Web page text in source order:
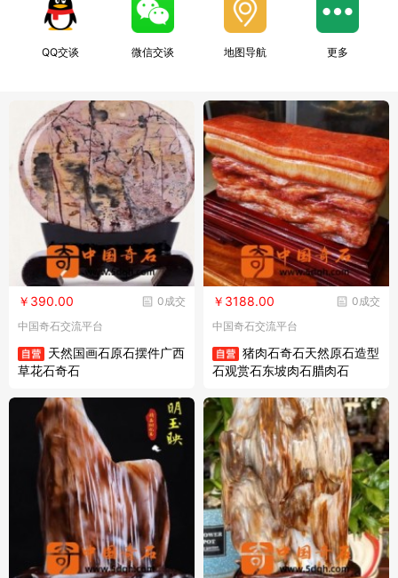
QQ交谈 微信交谈 地图导航 更多
0成交
￥390.00
中国奇石交流平台
天然国画石原石摆件广西
草花石奇石
0成交
￥3188.00
中国奇石交流平台
猪肉石奇石天然原石造型
石观赏石东坡肉石腊肉石